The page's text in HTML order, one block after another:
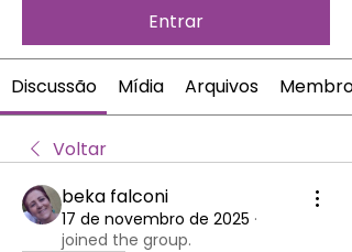
Entrar
Discussão Mídia Arquivos Membros
Voltar
beka falconi
17 de novembro de 2025 ·
joined the group.